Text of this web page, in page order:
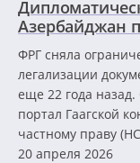
Азербайджан
ФРГ сняла
легализации
еще 22 года
портал Гаагской
частному праву
20 апреля 2026